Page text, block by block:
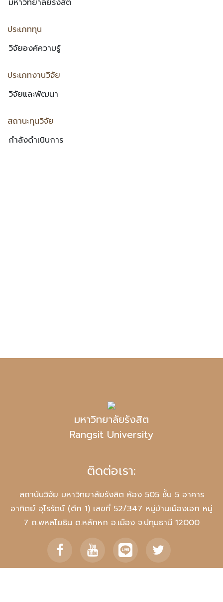
ประเภททุน
ประเภทงานวิจัย
สถานะทุนวิจัย
มหาวิทยาลัยรังสิต
Rangsit University
ติดต่อเรา:
สถาบันวิจัย มหาวิทยาลัยรังสิต ห้อง 505 ชั้น 5 อาคาร
อาทิตย์ อุไรรัตน์ (ตึก 1) เลขที่ 52/347 หมู่บ้านเมืองเอก หมู่
7 ถ.พหลโยธิน ต.หลักหก อ.เมือง จ.ปทุมธานี 12000